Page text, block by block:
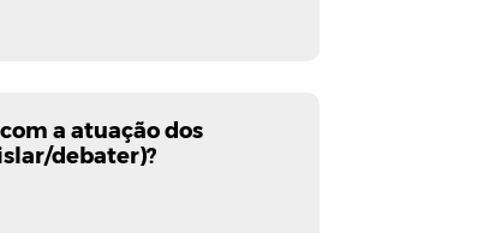
a atuação dos
debater)?